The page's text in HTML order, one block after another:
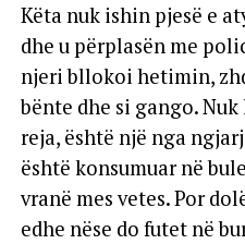
Këta nuk ishin pjesë e
dhe u përplasën me
njeri bllokoi hetimin,
bënte dhe si gango.
reja, është një nga
është konsumuar në
vranë mes vetes. Por
edhe nëse do futet në